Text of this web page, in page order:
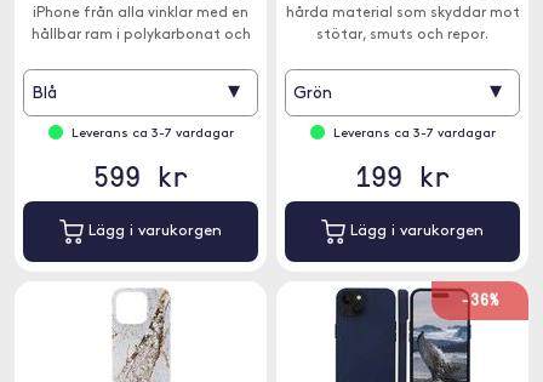
iPhone från alla vinklar med en
hållbar ram i polykarbonat och
Blå ▾
Leverans ca 3-7 vardagar
599 kr
Lägg i varukorgen
hårda material som skyddar mot
stötar, smuts och repor.
Grön ▾
Leverans ca 3-7 vardagar
199 kr
Lägg i varukorgen
-36%